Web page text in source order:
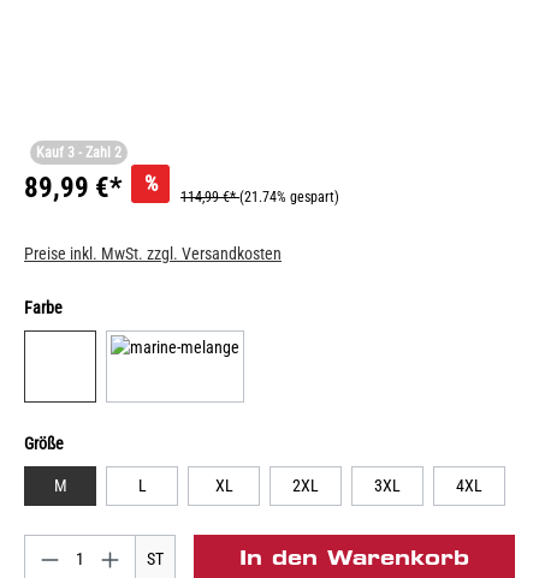
Kauf 3 - Zahl 2
89,99 €* %
114,99 €*(21.74% gespart)
Preise inkl. MwSt. zzgl. Versandkosten
Farbe
Größe
M L XL 2XL 3XL 4XL
ST In den Warenkorb